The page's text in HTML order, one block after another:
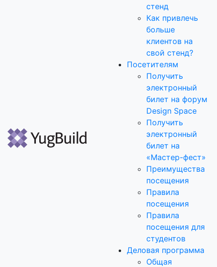
стенд
Как привлечь
больше
клиентов на
свой стенд?
Посетителям
Получить
электронный
билет на форум
Design Space
Получить
электронный
билет на
«Мастер-фест»
Преимущества
посещения
Правила
посещения
Правила
посещения для
студентов
Деловая программа
Общая